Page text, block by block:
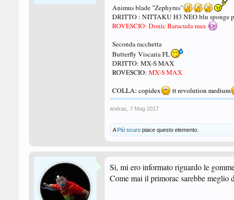
Animus blade "Zephyrus"
DRITTO : NITTAKU H3 NEO blu sponge
ROVESCIO: Donic Baracuda max
Seconda racchetta
Butterfly Viscaria FL
DRITTO: MX-S MAX
ROVESCIO: MX-S MAX
COLLA: copidex
tt revolution medium
andras 7 Mag 2017
A Più scuro piace questo elemento.
Si, mi ero informato riguardo le
Come mai il primorac sarebbe meglio